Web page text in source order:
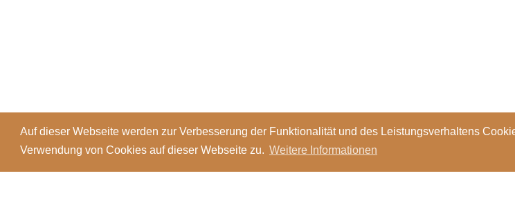
Auf dieser Webseite werden zur Verbesserung der Funktionalität und des Leistungsverhaltens
Verwendung von Cookies auf dieser Webseite zu. Weitere Informationen